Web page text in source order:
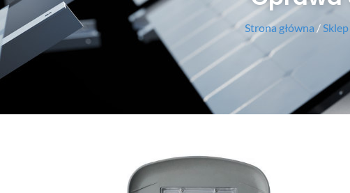
Strona główna /Sklep